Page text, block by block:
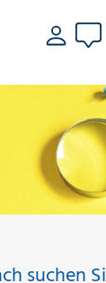
suchen